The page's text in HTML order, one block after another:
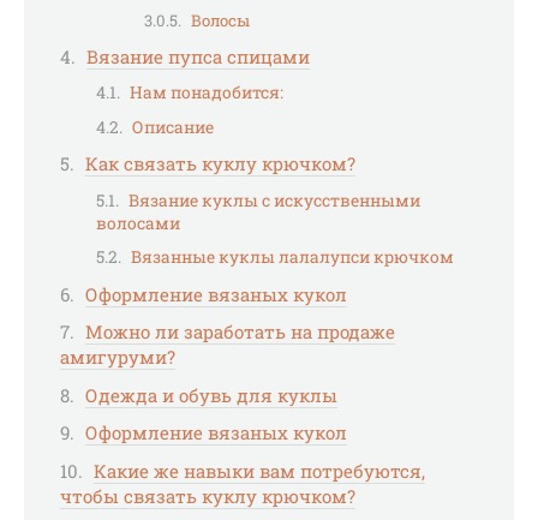
Волосы
Вязание пупса спицами
Нам понадобится:
Описание
Как связать куклу крючком?
Вязание куклы с искусственными
волосами
Вязанные куклы лалалупси крючком
Оформление вязаных кукол
Можно ли заработать на продаже
амигуруми?
Одежда и обувь для куклы
Оформление вязаных кукол
Какие же навыки вам потребуются,
чтобы связать куклу крючком?